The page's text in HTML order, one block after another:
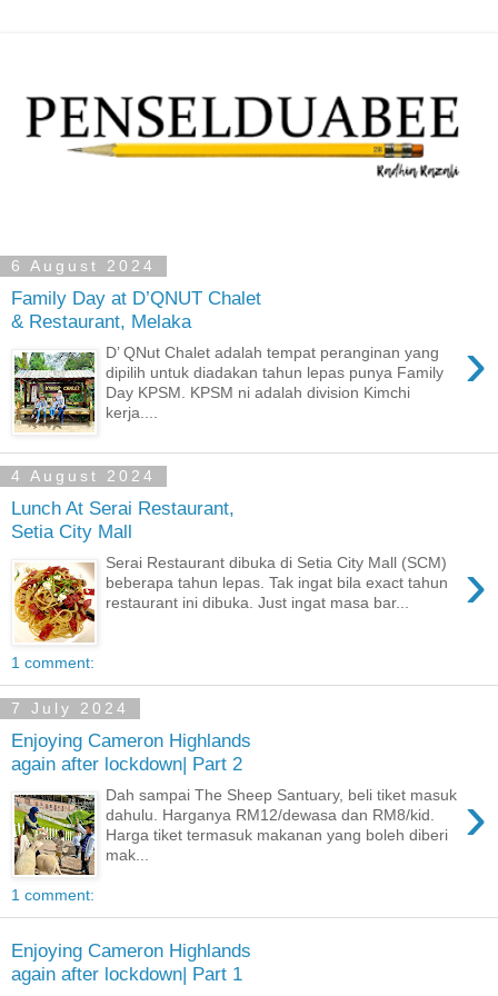
6 August 2024
Family Day at D’QNUT Chalet
& Restaurant, Melaka
›
D’ QNut Chalet adalah tempat peranginan yang
dipilih untuk diadakan tahun lepas punya Family
Day KPSM. KPSM ni adalah division Kimchi
kerja....
4 August 2024
Lunch At Serai Restaurant,
Setia City Mall
›
Serai Restaurant dibuka di Setia City Mall (SCM)
beberapa tahun lepas. Tak ingat bila exact tahun
restaurant ini dibuka. Just ingat masa bar...
1 comment:
7 July 2024
Enjoying Cameron Highlands
again after lockdown| Part 2
›
Dah sampai The Sheep Santuary, beli tiket masuk
dahulu. Harganya RM12/dewasa dan RM8/kid.
Harga tiket termasuk makanan yang boleh diberi
mak...
1 comment:
Enjoying Cameron Highlands
again after lockdown| Part 1